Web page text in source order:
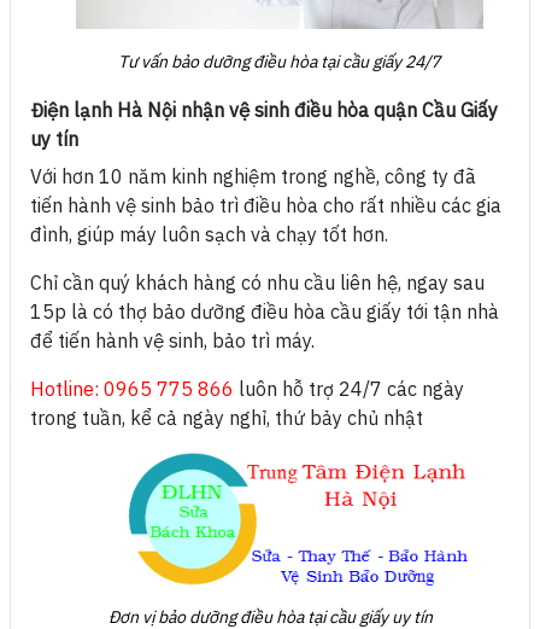
Tư vấn bảo dưỡng điều hòa tại cầu giấy 24/7
Điện lạnh Hà Nội nhận vệ sinh điều hòa quận Cầu Giấy
uy tín
Với hơn 10 năm kinh nghiệm trong nghề, công ty đã
tiến hành vệ sinh bảo trì điều hòa cho rất nhiều các gia
đình, giúp máy luôn sạch và chạy tốt hơn.
Chỉ cần quý khách hàng có nhu cầu liên hệ, ngay sau
15p là có thợ bảo dưỡng điều hòa cầu giấy tới tận nhà
để tiến hành vệ sinh, bảo trì máy.
Hotline: 0965 775 866 luôn hỗ trợ 24/7 các ngày
trong tuần, kể cả ngày nghỉ, thứ bảy chủ nhật
Đơn vị bảo dưỡng điều hòa tại cầu giấy uy tín